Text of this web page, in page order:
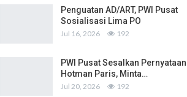
Penguatan AD/ART, PWI Pusat
Sosialisasi Lima PO
Jul 16, 2026 192
PWI Pusat Sesalkan Pernyataan
Hotman Paris, Minta…
Jul 20, 2026 192